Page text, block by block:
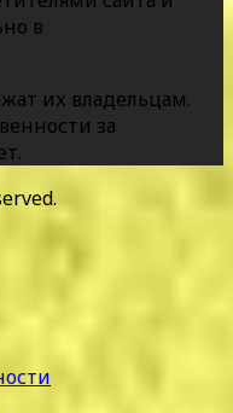
в
их владельцам.
за